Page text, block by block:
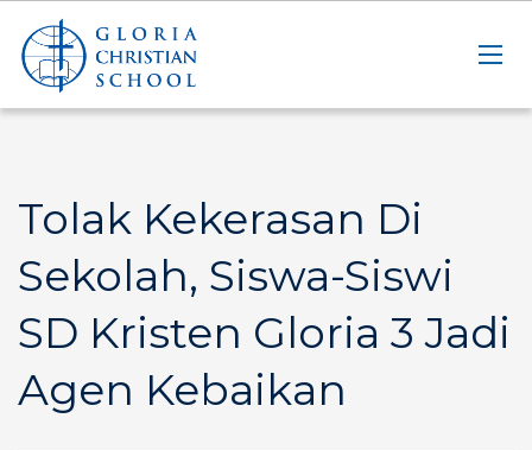
Tolak Kekerasan Di
Sekolah, Siswa-Siswi
SD Kristen Gloria 3 Jadi
Agen Kebaikan